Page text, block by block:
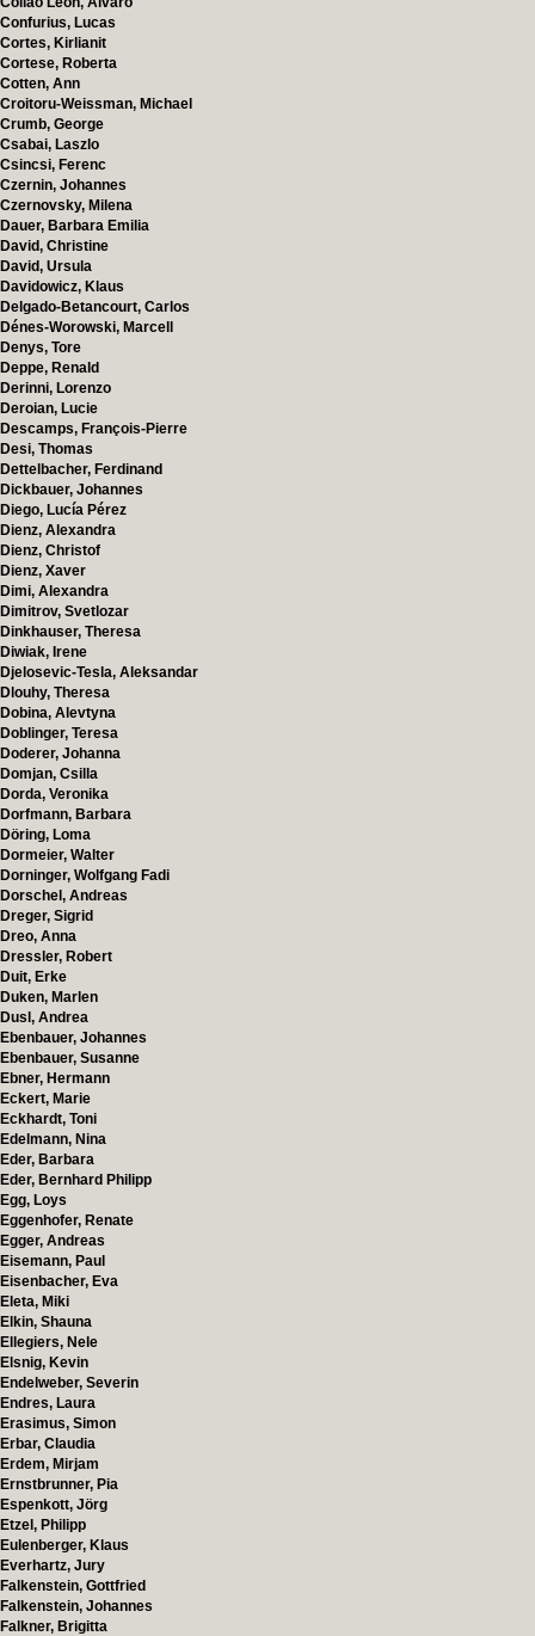
Confurius, Lucas
Cortes, Kirlianit
Cortese, Roberta
Cotten, Ann
Croitoru-Weissman, Michael
Crumb, George
Csabai, Laszlo
Csincsi, Ferenc
Czernin, Johannes
Czernovsky, Milena
Dauer, Barbara Emilia
David, Christine
David, Ursula
Davidowicz, Klaus
Delgado-Betancourt, Carlos
Dénes-Worowski, Marcell
Denys, Tore
Deppe, Renald
Derinni, Lorenzo
Deroian, Lucie
Descamps, François-Pierre
Desi, Thomas
Dettelbacher, Ferdinand
Dickbauer, Johannes
Diego, Lucía Pérez
Dienz, Alexandra
Dienz, Christof
Dienz, Xaver
Dimi, Alexandra
Dimitrov, Svetlozar
Dinkhauser, Theresa
Diwiak, Irene
Djelosevic-Tesla, Aleksandar
Dlouhy, Theresa
Dobina, Alevtyna
Doblinger, Teresa
Doderer, Johanna
Domjan, Csilla
Dorda, Veronika
Dorfmann, Barbara
Döring, Loma
Dormeier, Walter
Dorninger, Wolfgang Fadi
Dorschel, Andreas
Dreger, Sigrid
Dreo, Anna
Dressler, Robert
Duit, Erke
Duken, Marlen
Dusl, Andrea
Ebenbauer, Johannes
Ebenbauer, Susanne
Ebner, Hermann
Eckert, Marie
Eckhardt, Toni
Edelmann, Nina
Eder, Barbara
Eder, Bernhard Philipp
Egg, Loys
Eggenhofer, Renate
Egger, Andreas
Eisemann, Paul
Eisenbacher, Eva
Eleta, Miki
Elkin, Shauna
Ellegiers, Nele
Elsnig, Kevin
Endelweber, Severin
Endres, Laura
Erasimus, Simon
Erbar, Claudia
Erdem, Mirjam
Ernstbrunner, Pia
Espenkott, Jörg
Etzel, Philipp
Eulenberger, Klaus
Everhartz, Jury
Falkenstein, Gottfried
Falkenstein, Johannes
Falkner, Brigitta